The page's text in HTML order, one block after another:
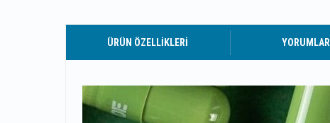
ÜRÜN ÖZELLIKLERI YORUMLAR